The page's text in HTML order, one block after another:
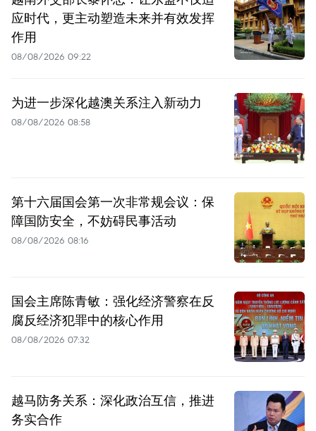
应时代，更主动塑造未来并有效发挥
作用
08/08/2026 09:22
为进一步深化越澳关系注入新动力
08/08/2026 08:58
第十六届国会第一次非常规会议：保
障国防安全，不妨碍民事活动
08/08/2026 08:16
国会主席陈青敏：强化经济警察在反
腐反经济犯罪中的核心作用
08/08/2026 07:32
越马防务关系：深化政治互信，推进
务实合作